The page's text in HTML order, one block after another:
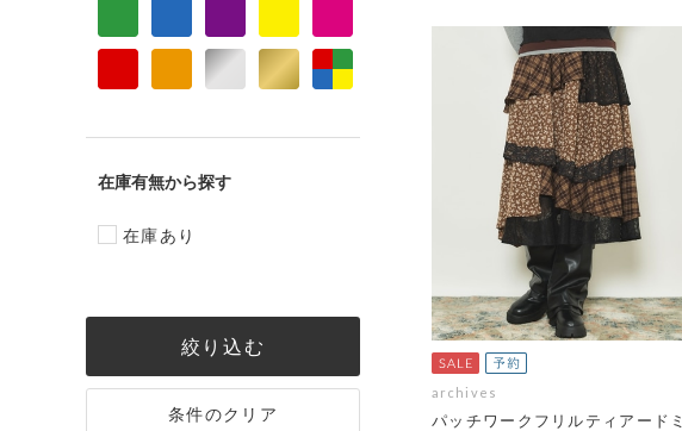
在庫有無
在庫あり
絞り込む
条件のクリア
archives
パッチワークフリルティアードミ